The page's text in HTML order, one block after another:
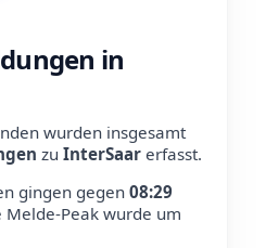
in
wurden insgesamt
zu InterSaar erfasst.
gingen gegen 08:29
Melde-Peak wurde um